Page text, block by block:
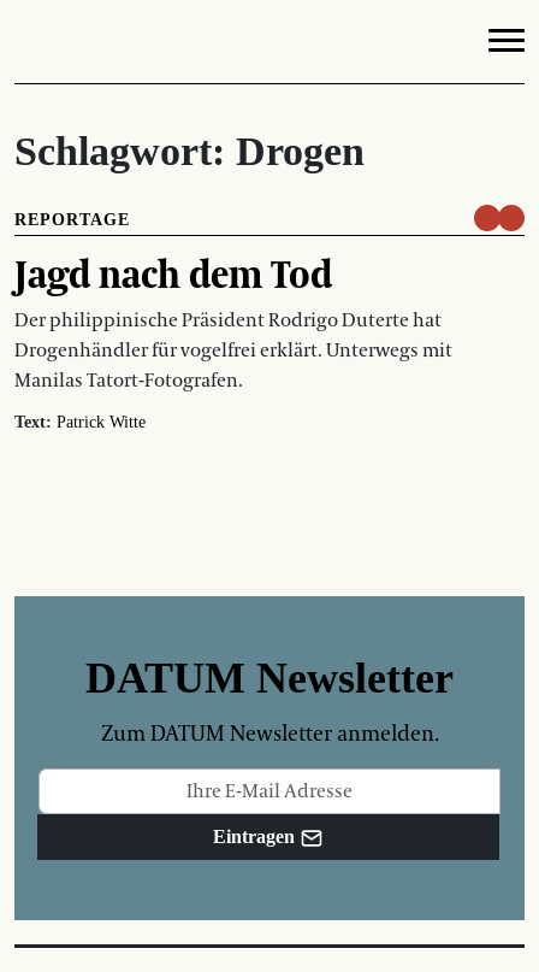
Schlagwort: Drogen
REPORTAGE
Jagd nach dem Tod
Der philippinische Präsident Rodrigo Duterte hat
Drogenhändler für vogelfrei erklärt. Unterwegs mit
Manilas Tatort-Fotografen.
Text: Patrick Witte
DATUM Newsletter
Zum DATUM Newsletter anmelden.
Eintragen